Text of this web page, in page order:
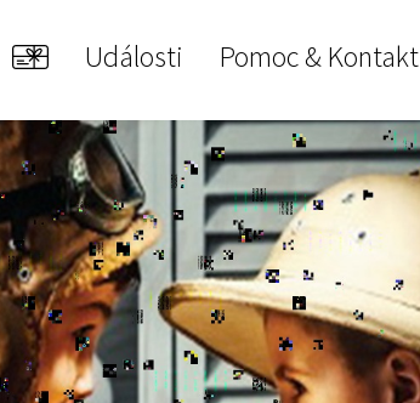
Události Pomoc & Kontakt